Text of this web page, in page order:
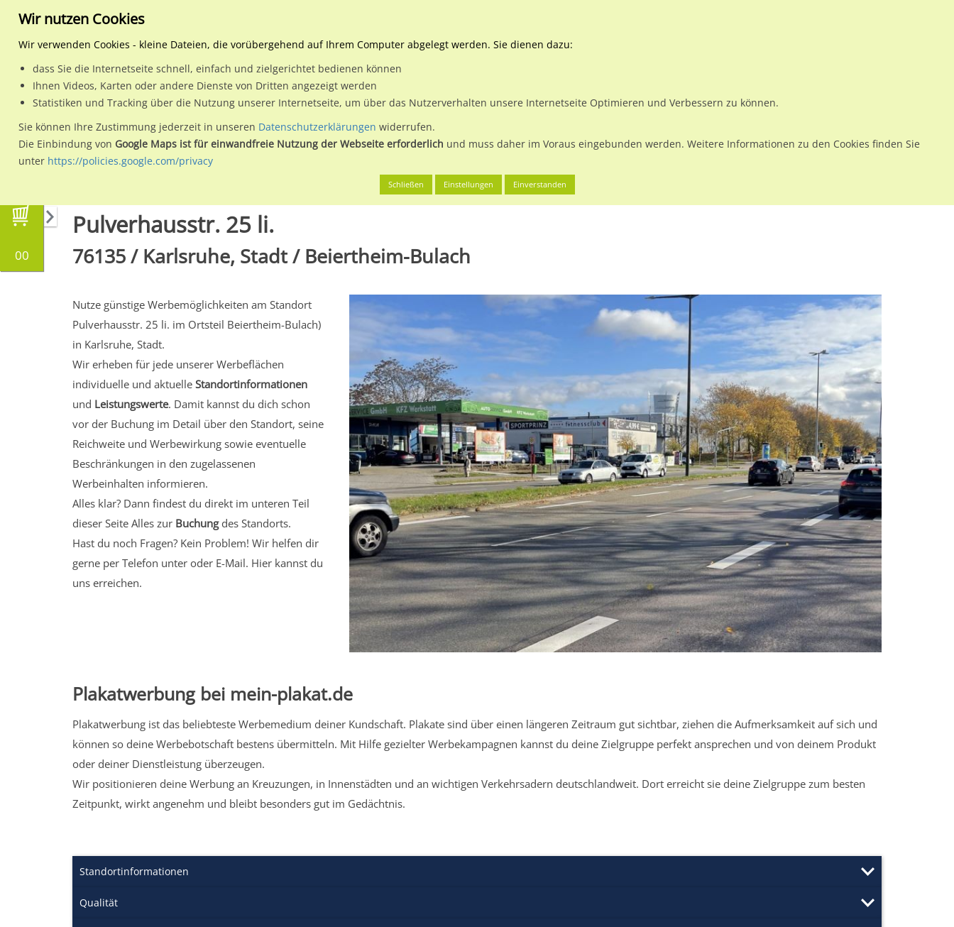
Planen & Buchen Plakatwerbung
Wähle den Werbestandort:
00
Karlsruhe, Stadt Pulverhausstr. 25 li.
Pulverhausstr. 25 li.
76135 / Karlsruhe, Stadt / Beiertheim-Bulach
Nutze günstige Werbemöglichkeiten am Standort
Pulverhausstr. 25 li. im Ortsteil Beiertheim-Bulach)
in Karlsruhe, Stadt.
Wir erheben für jede unserer Werbeflächen
individuelle und aktuelle Standortinformationen
und Leistungswerte. Damit kannst du dich schon
vor der Buchung im Detail über den Standort, seine
Reichweite und Werbewirkung sowie eventuelle
Beschränkungen in den zugelassenen
Werbeinhalten informieren.
Alles klar? Dann findest du direkt im unteren Teil
dieser Seite Alles zur Buchungdes Standorts.
Hast du noch Fragen? Kein Problem! Wir helfen dir
gerne per Telefon unter oder E-Mail. Hier kannst du
uns erreichen.
Plakatwerbung bei mein-plakat.de
Plakatwerbung ist das beliebteste Werbemedium deiner Kundschaft. Plakate sind über einen längeren Zeitraum gut sichtbar, ziehen die Aufmerksamkeit auf sich und
können so deine Werbebotschaft bestens übermitteln. Mit Hilfe gezielter Werbekampagnen kannst du deine Zielgruppe perfekt ansprechen und von deinem Produkt
oder deiner Dienstleistung überzeugen.
Wir positionieren deine Werbung an Kreuzungen, in Innenstädten und an wichtigen Verkehrsadern deutschlandweit. Dort erreicht sie deine Zielgruppe zum besten
Zeitpunkt, wirkt angenehm und bleibt besonders gut im Gedächtnis.
Standortinformationen
Qualität
Wir nutzen Cookies
Wir verwenden Cookies - kleine Dateien, die vorübergehend auf Ihrem Computer abgelegt werden. Sie dienen dazu:
dass Sie die Internetseite schnell, einfach und zielgerichtet bedienen können
Ihnen Videos, Karten oder andere Dienste von Dritten angezeigt werden
Statistiken und Tracking über die Nutzung unserer Internetseite, um über das Nutzerverhalten unsere Internetseite Optimieren und Verbessern zu können.
Sie können Ihre Zustimmung jederzeit in unseren Datenschutzerklärungen widerrufen.
Die Einbindung von Google Maps ist für einwandfreie Nutzung der Webseite erforderlich und muss daher im Voraus eingebunden werden. Weitere Informationen zu den Cookies finden Sie
unter https://policies.google.com/privacy
Schließen Einstellungen Einverstanden